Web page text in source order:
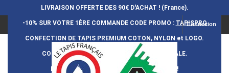
LIVRAISON OFFERTE DES 90€ D'ACHAT ! (France).
-10% SUR VOTRE 1ÈRE COMMANDECODE PROMO : TAPISPRO
CONFECTION DE TAPIS PREMIUM COTON, NYLON et LOGO.
CONFECTION FRANÇ AISE et 100% ARTISANALE.
DURÉE DE VIE DES TAPIS : 5 ANS ENVIRON !
Connexion